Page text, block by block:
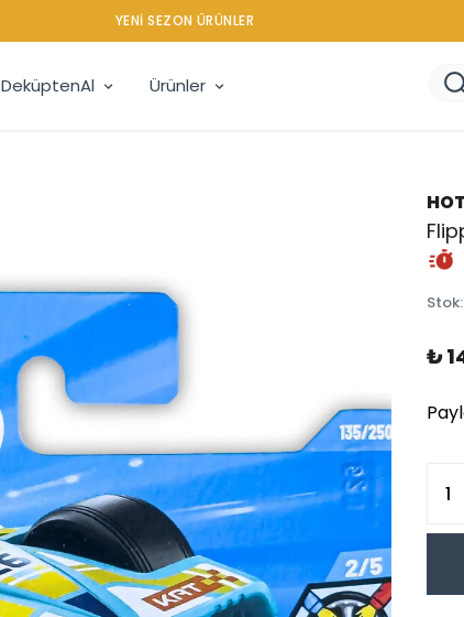
YENI SEZON ÜRÜNLER
DeküptenAl Ürünler
Stok:
₺